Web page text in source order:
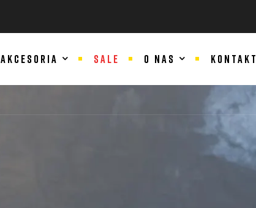
AKCESORIA SALE O NAS KONTAKT